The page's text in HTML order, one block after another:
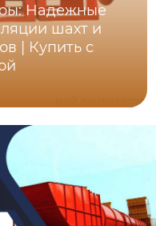
Надежные
шахт и
| Купить с